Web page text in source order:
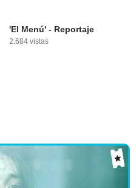
'El Menú' - Reportaje
2.684 vistas